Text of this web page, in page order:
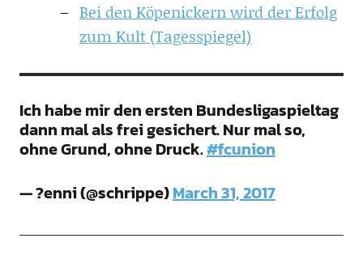
Bei den Köpenickern wird der Erfolg
zum Kult (Tagesspiegel)
Ich habe mir den ersten Bundesligaspieltag
dann mal als frei gesichert. Nur mal so,
ohne Grund, ohne Druck.#fcunion
— ?enni (@schrippe)March 31, 2017